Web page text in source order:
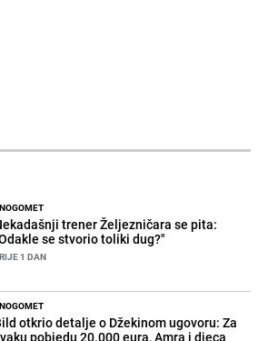
NOGOMET
trener Željezničara se pita:
se stvorio toliki dug?"
1 DAN
NOGOMET
otkrio detalje o Džekinom ugovoru: Za
pobjedu 20.000 eura, Amra i djeca